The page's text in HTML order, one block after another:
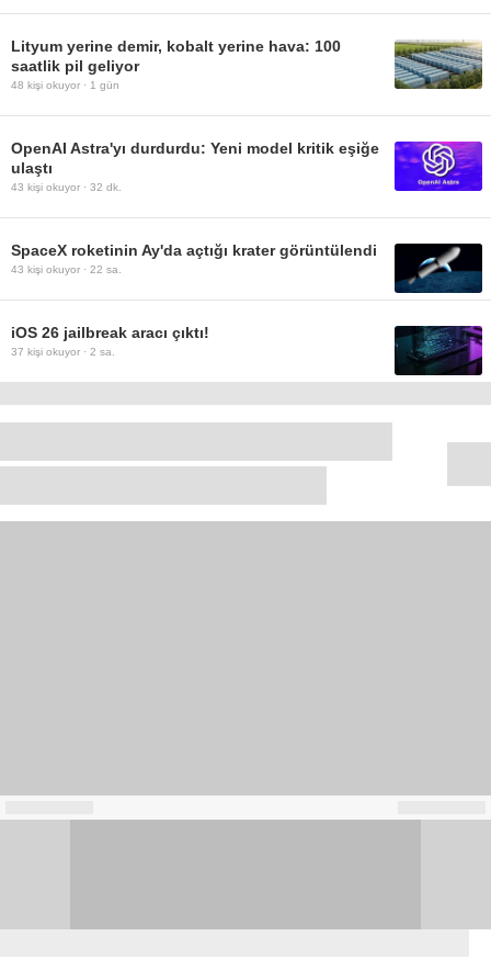
Lityum yerine demir, kobalt yerine hava: 100
saatlik pil geliyor
48 kişi okuyor · 1 gün
OpenAI Astra'yı durdurdu: Yeni model kritik eşiğe
ulaştı
43 kişi okuyor · 32 dk.
SpaceX roketinin Ay'da açtığı krater görüntülendi
43 kişi okuyor · 22 sa.
iOS 26 jailbreak aracı çıktı!
37 kişi okuyor · 2 sa.